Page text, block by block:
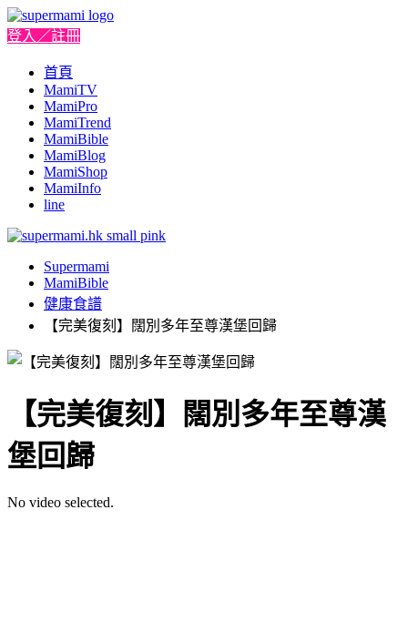
登入／註冊
首頁
MamiTV
MamiPro
MamiTrend
MamiBible
MamiBlog
MamiShop
MamiInfo
line
Supermami
MamiBible
健康食譜
【完美復刻】闊別多年至尊漢堡回歸
【完美復刻】闊別多年至尊漢
堡回歸
No video selected.